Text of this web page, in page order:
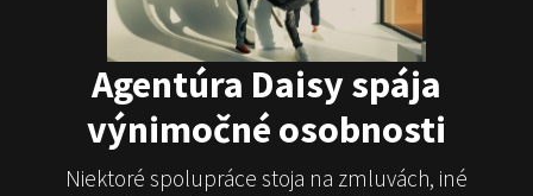
Agentúra Daisy spája
výnimočné osobnosti
Niektoré spolupráce stoja na zmluvách, iné